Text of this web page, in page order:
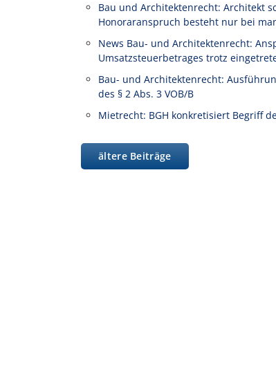
Bau und Architektenrecht: Architekt
Honoraranspruch besteht nur bei
News Bau- und Architektenrecht:
Umsatzsteuerbetrages trotz
Bau- und Architektenrecht:
des § 2 Abs. 3 VOB/B
Mietrecht: BGH konkretisiert Begriff
ältere Beiträge